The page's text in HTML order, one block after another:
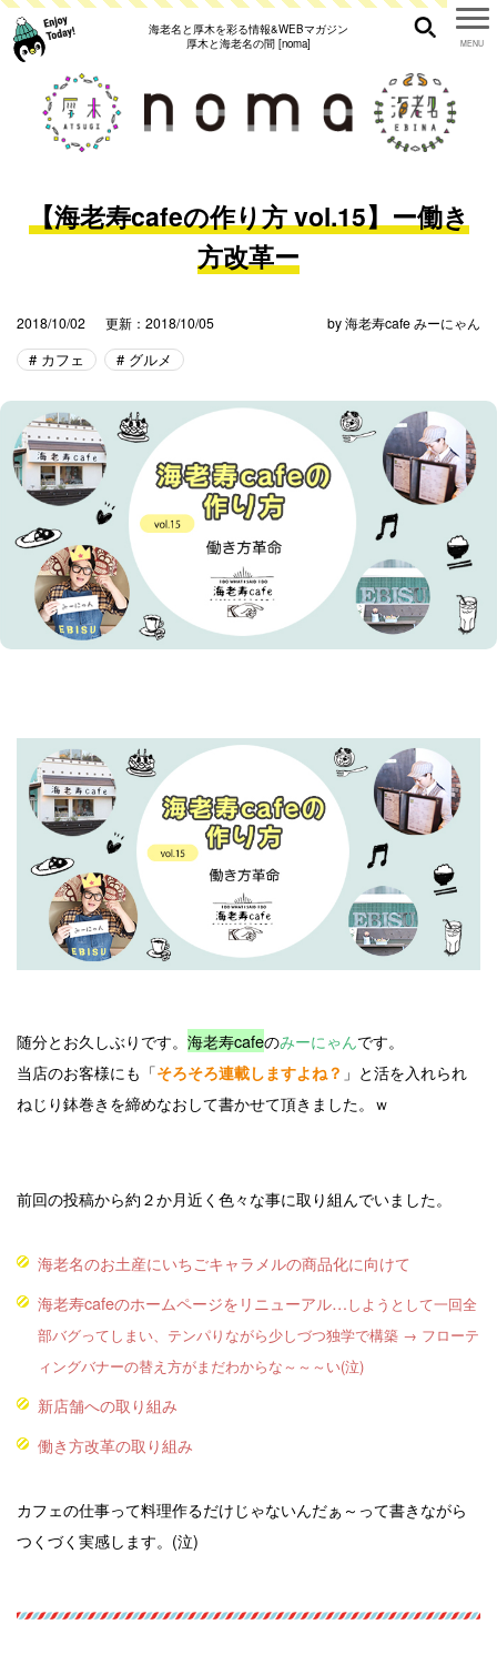
海老名と厚木を彩る情報&WEBマガジン
厚木と海老名の間 [noma]
【海老寿cafeの作り方 vol.15】ー働き
方改革ー
2018/10/02 更新：2018/10/05 by海老寿cafe みーにゃん
カフェ グルメ
随分とお久しぶりです。 海老寿cafeのみーにゃんです。
当店のお客様にも「そろそろ連載しますよね？ 」と活を入れられ
ねじり鉢巻きを締めなおして書かせて頂きました。ｗ
前回の投稿から約２か月近く色々な事に取り組んでいました。
海老名のお土産にいちごキャラメルの商品化に向けて
海老寿cafeのホームページをリニューアル…しようとして一回全
部バグってしまい、テンパりながら少しづつ独学で構築 → フローテ
ィングバナーの替え方がまだわからな～～～い(泣)
新店舗への取り組み
働き方改革の取り組み
カフェの仕事って料理作るだけじゃないんだぁ～って書きながら
つくづく実感します。(泣)